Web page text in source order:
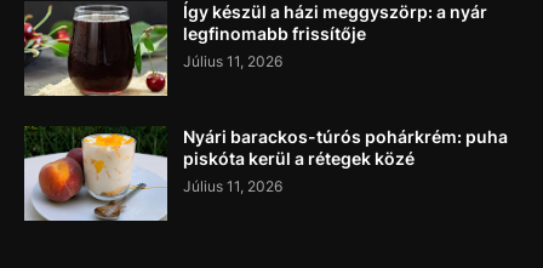
Így készül a házi meggyszörp: a nyár
legfinomabb frissítője
Július 11, 2026
Nyári barackos-túrós pohárkrém: puha
piskóta kerül a rétegek közé
Július 11, 2026